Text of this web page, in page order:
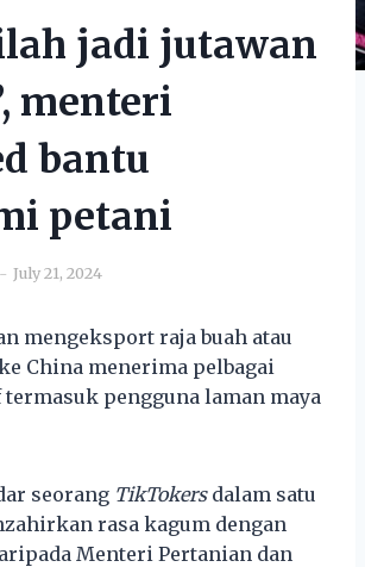
jadi jutawan
menteri
bantu
petani
July 21, 2024
mengeksport raja buah atau
China menerima pelbagai
pengguna laman maya
seorang TikTokers dalam satu
rasa kagum dengan
Menteri Pertanian dan